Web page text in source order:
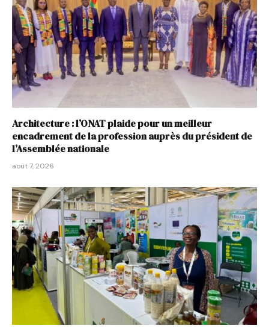
Architecture : l’ONAT plaide pour un meilleur
encadrement de la profession auprès du président de
l’Assemblée nationale
août 7, 2026